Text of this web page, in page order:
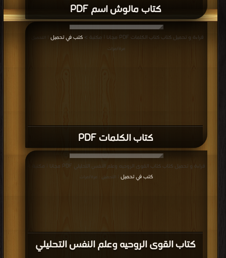
كتاب مالوش اسم PDF
كتاب الكلمات PDF
قراءة و تحميل كتاب كتاب الكلمات PDF مجانا | مكتبة > كتب في تحميل | التحميل :
مرة/مرات
كتاب القوى الروحيه وعلم النفس التحليلي
قراءة و تحميل كتاب كتاب القوى الروحيه وعلم النفس التحليلي PDF مجانا | مكتبة >
كتب في تحميل
| التحميل : مرة/مرات